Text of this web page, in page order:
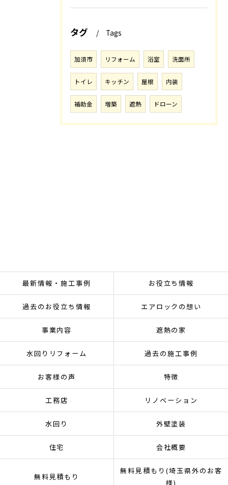
タグ Tags
加須市 リフォーム 浴室 洗面所
トイレ キッチン 屋根 内装
補助金 増築 遮熱 ドローン
最新情報・施工事例 お役立ち情報
過去のお役立ち情報 エアロックの想い
事業内容 遮熱の家
水回りリフォーム 過去の施工事例
お客様の声 特徴
工務店 リノベーション
水回り 外壁塗装
住宅 会社概要
無料見積もり
無料見積もり(埼玉県外のお客
様)